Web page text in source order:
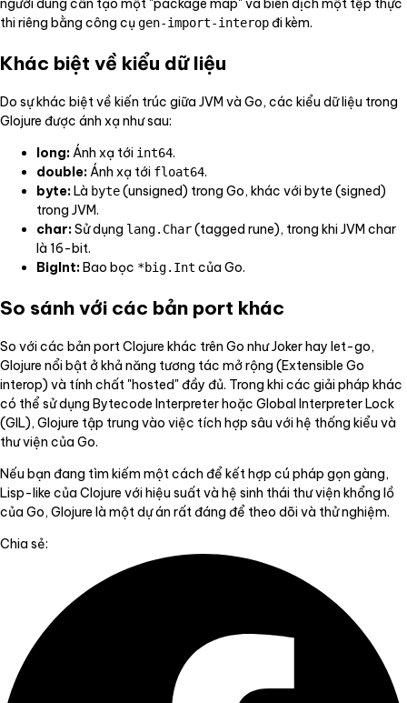
người dùng cần tạo một "package map" và biên dịch một tệp thực
thi riêng bằng công cụgen-import-interopđi kèm.
Khác biệt về kiểu dữ liệu
Do sự khác biệt về kiến trúc giữa JVM và Go, các kiểu dữ liệu trong
Glojure được ánh xạ như sau:
long:Ánh xạ tới int64.
double:Ánh xạ tới float64.
byte: Là byte(unsigned) trong Go, khác với byte (signed)
trong JVM.
char:Sử dụng lang.Char(tagged rune), trong khi JVM char
là 16-bit.
BigInt: Bao bọc *big.Int của Go.
So sánh với các bản port khác
So với các bản port Clojure khác trên Go như Joker hay let-go,
Glojure nổi bật ở khả năng tương tác mở rộng (Extensible Go
interop) và tính chất "hosted" đầy đủ. Trong khi các giải pháp khác
có thể sử dụng Bytecode Interpreter hoặc Global Interpreter Lock
(GIL), Glojure tập trung vào việc tích hợp sâu với hệ thống kiểu và
thư viện của Go.
Nếu bạn đang tìm kiếm một cách để kết hợp cú pháp gọn gàng,
Lisp-like của Clojure với hiệu suất và hệ sinh thái thư viện khổng lồ
của Go, Glojure là một dự án rất đáng để theo dõi và thử nghiệm.
Chia sẻ: